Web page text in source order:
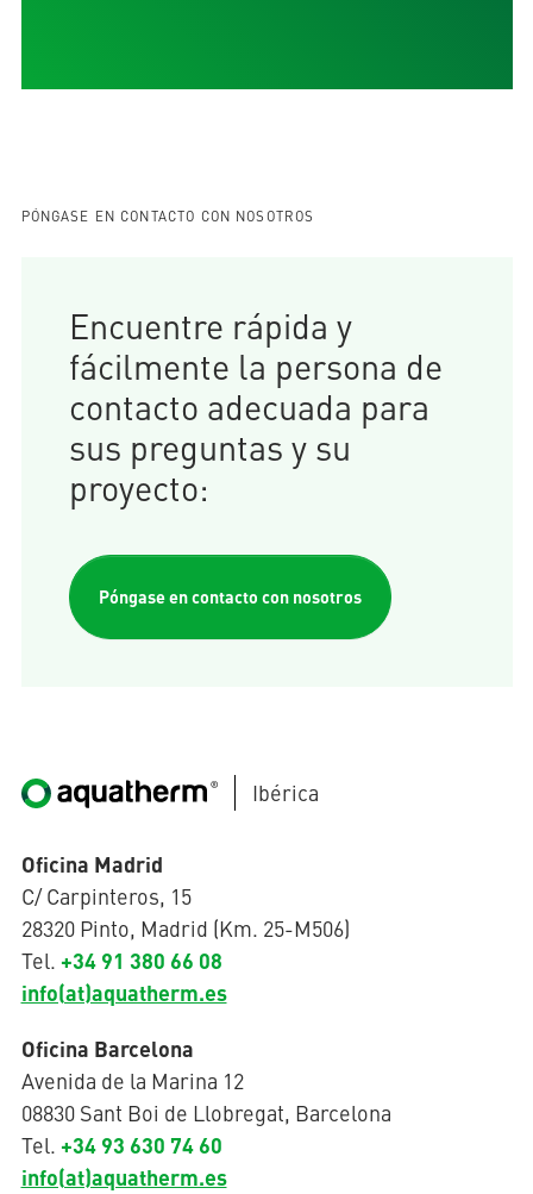
PÓNGASE EN CONTACTO CON NOSOTROS
Encuentre rápida y
fácilmente la persona de
contacto adecuada para
sus preguntas y su
proyecto:
Póngase en contacto con nosotros
Ibérica
Oficina Madrid
C/ Carpinteros, 15
28320 Pinto, Madrid (Km. 25-M506)
Tel. +34 91 380 66 08
info(at)aquatherm.es
Oficina Barcelona
Avenida de la Marina 12
08830 Sant Boi de Llobregat, Barcelona
Tel. +34 93 630 74 60
info(at)aquatherm.es